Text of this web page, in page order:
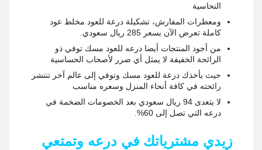
النحاسية
ومعطرات المفارش، تشكيلة درعة للعود مخلط عود
كاملة تعرض الآن بسعر 285 ريال سعودي.
من أجود المنتجات أيضا درعه للعود مسك توفي ذو
الرائحة الخفيفة لا يمثل أي ضرر لأصحاب الحساسية
حيث يأخذك درعة للعود مسك وتوفي إلى عالم آخر تنتشر
رائحته في كافة أنحاء المنزل وسعره مناسب
لا يتعدى 94 ريال سعودي بعد الخصومات الضخمة في
درعه التي تصل إلى 60%.
زيدي مشترياتك في درعه وتمتعي